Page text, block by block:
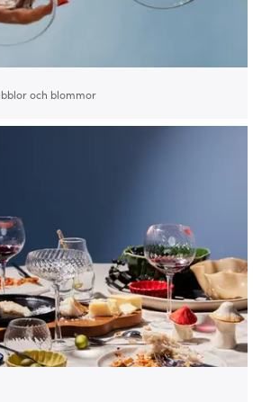
och blommor